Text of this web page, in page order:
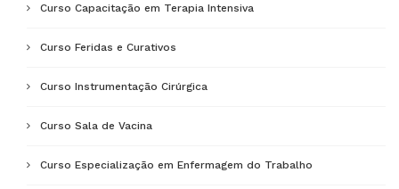
Curso Capacitação em Terapia Intensiva
Curso Feridas e Curativos
Curso Instrumentação Cirúrgica
Curso Sala de Vacina
Curso Especialização em Enfermagem do Trabalho